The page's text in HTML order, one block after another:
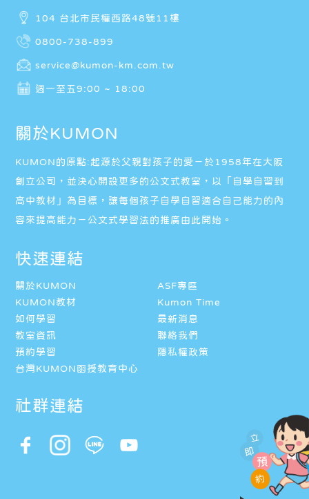
立
即
預
約
104 台北市民權西路48號11樓
0800-738-899
service@kumon-km.com.tw
週一至五9:00 ~ 18:00
關於KUMON
KUMON的原點:起源於父親對孩子的愛－於1958年在大阪
創立公司，並決心開設更多的公文式教室，以「自學自習到
高中教材」為目標，讓每個孩子自學自習適合自己能力的內
容來提高能力－公文式學習法的推廣由此開始。
快速連結
關於KUMON
ASF專區
KUMON教材
Kumon Time
如何學習
最新消息
教室資訊
聯絡我們
預約學習
隱私權政策
台灣KUMON函授教育中心
社群連結